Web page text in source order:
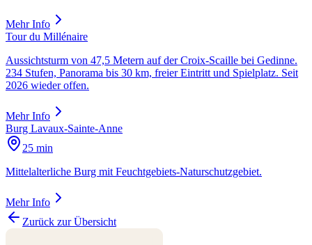
Mehr Info
Tour du Millénaire
Aussichtsturm von 47,5 Metern auf der Croix-Scaille bei Gedinne.
234 Stufen, Panorama bis 30 km, freier Eintritt und Spielplatz. Seit
2026 wieder offen.
Mehr Info
Burg Lavaux-Sainte-Anne
25 min
Mittelalterliche Burg mit Feuchtgebiets-Naturschutzgebiet.
Mehr Info
Zurück zur Übersicht